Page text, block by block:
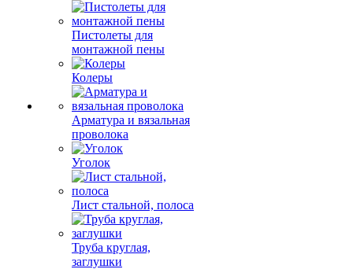
Пистолеты для
монтажной пены
Колеры
Арматура и вязальная
проволока
Уголок
Лист стальной, полоса
Труба круглая,
заглушки